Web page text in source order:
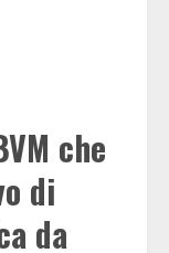
che
di
da